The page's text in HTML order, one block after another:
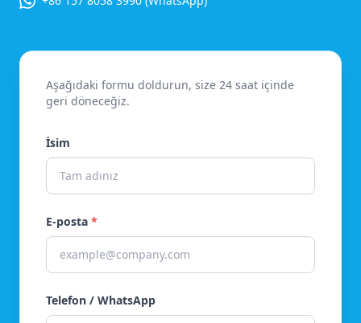
Aşağıdaki formu doldurun, size 24 saat içinde
geri döneceğiz.
İsim
E-posta *
Telefon / WhatsApp